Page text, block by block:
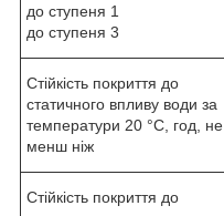
до ступеня 1
до ступеня 3
Стійкість покриття до
статичного впливу води за
температури 20 °C, год, не
менш ніж
Стійкість покриття до